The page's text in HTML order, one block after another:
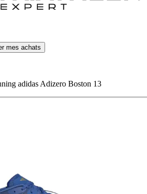
mes achats
adidas Adizero Boston 13